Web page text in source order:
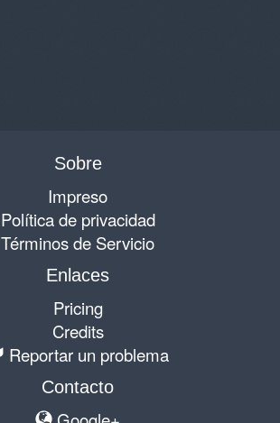
Sobre
Impreso
Política de privacidad
Términos de Servicio
Enlaces
Pricing
Credits
Reportar un problema
Contacto